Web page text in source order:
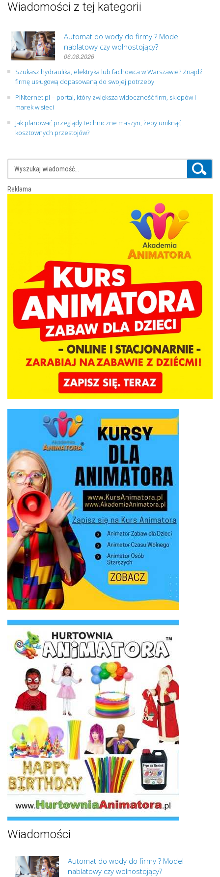
Wiadomości z tej kategorii
Automat do wody do firmy ? Model
nablatowy czy wolnostojący?
06.08.2026
Szukasz hydraulika, elektryka lub fachowca w Warszawie? Znajdź
firmę usługową dopasowaną do swojej potrzeby
PINternet.pl – portal, który zwiększa widoczność firm, sklepów i
marek w sieci
Jak planować przeglądy techniczne maszyn, żeby uniknąć
kosztownych przestojów?
Reklama
Wiadomości
Automat do wody do firmy ? Model
nablatowy czy wolnostojący?